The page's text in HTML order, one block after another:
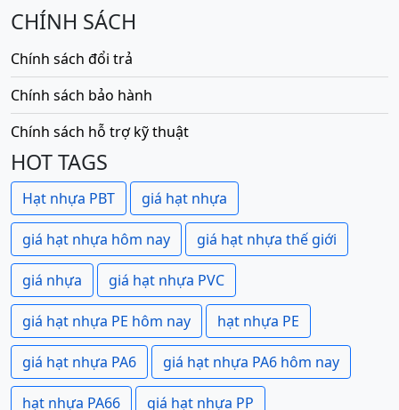
CHÍNH SÁCH
Chính sách đổi trả
Chính sách bảo hành
Chính sách hỗ trợ kỹ thuật
HOT TAGS
Hạt nhựa PBT giá hạt nhựa
giá hạt nhựa hôm nay giá hạt nhựa thế giới
giá nhựa giá hạt nhựa PVC
giá hạt nhựa PE hôm nay hạt nhựa PE
giá hạt nhựa PA6 giá hạt nhựa PA6 hôm nay
hạt nhựa PA66 giá hạt nhựa PP